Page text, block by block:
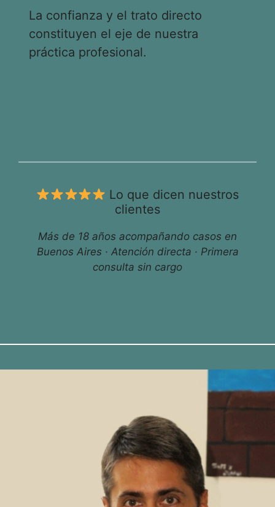
La confianza y el trato directo
constituyen el eje de nuestra
práctica profesional.
Lo que dicen nuestros
clientes
Más de 18 años acompañando casos en
Buenos Aires · Atención directa · Primera
consulta sin cargo